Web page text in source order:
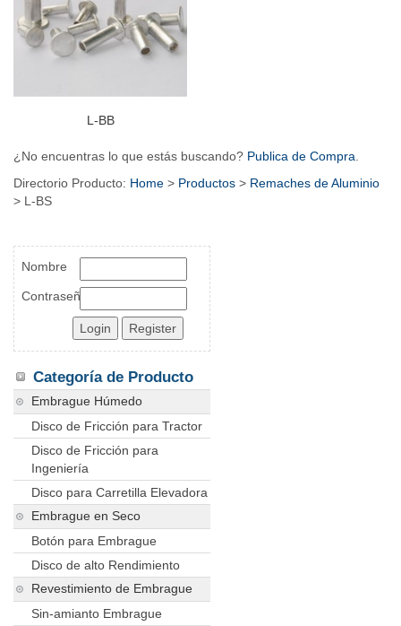
L-BB
¿No encuentras lo que estás buscando? Publica de Compra
Directorio Producto: Home > Productos > Remaches de Aluminio
> L-BS
Nombre
Contraseña
Categoría de Producto
Embrague Húmedo
Disco de Fricción para Tractor
Disco de Fricción para
Ingeniería
Disco para Carretilla Elevadora
Embrague en Seco
Botón para Embrague
Disco de alto Rendimiento
Revestimiento de Embrague
Sin-amianto Embrague